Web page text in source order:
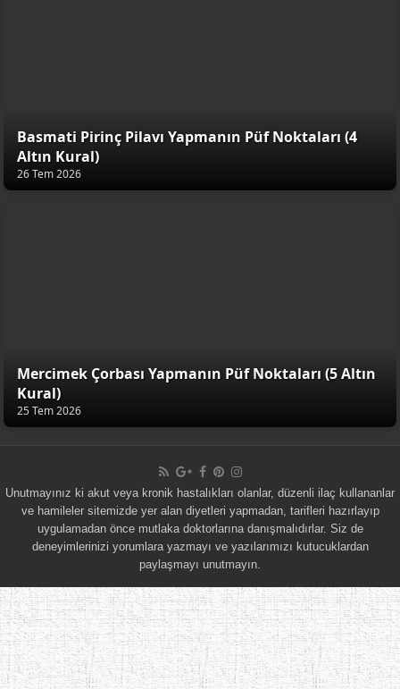
Basmati Pirinç Pilavı Yapmanın Püf Noktaları (4
Altın Kural)
26 Tem 2026
Mercimek Çorbası Yapmanın Püf Noktaları (5 Altın
Kural)
25 Tem 2026
Unutmayınız ki akut veya kronik hastalıkları olanlar, düzenli ilaç kullananlar
ve hamileler sitemizde yer alan diyetleri yapmadan, tarifleri hazırlayıp
uygulamadan önce mutlaka doktorlarına danışmalıdırlar. Siz de
deneyimlerinizi yorumlara yazmayı ve yazılarımızı kutucuklardan
paylaşmayı unutmayın.